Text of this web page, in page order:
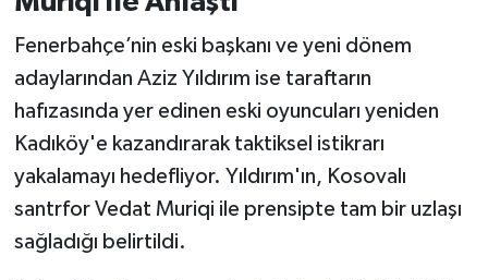
Fenerbahçe’nin eski başkanı ve yeni dönem
adaylarından Aziz Yıldırım ise taraftarın
hafızasında yer edinen eski oyuncuları yeniden
Kadıköy'e kazandırarak taktiksel istikrarı
yakalamayı hedefliyor. Yıldırım'ın, Kosovalı
santrfor Vedat Muriqi ile prensipte tam bir uzlaşı
sağladığı belirtildi.